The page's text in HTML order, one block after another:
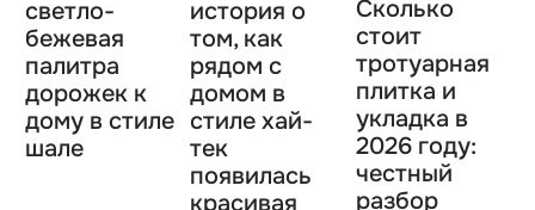
светло-
бежевая
палитра
дорожек к
дому в стиле
шале
история о
том, как
рядом с
домом в
стиле хай-
тек
появилась
красивая
Сколько
стоит
тротуарная
плитка и
укладка в
2026 году:
честный
разбор